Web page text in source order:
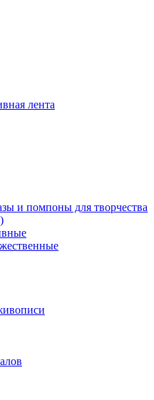
лента
и помпоны для творчества